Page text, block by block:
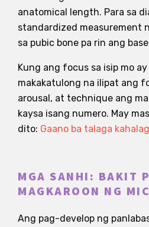
anatomical length. Para sa
standardized measurement
sa pubic bone pa rin ang
Kung ang focus sa isip mo
makakatulong na ilipat ang
arousal, at technique ang
kaysa isang numero. May
dito: Gaano ba talaga
MGA SANHI: BAKIT
MAGKAROON NG
Ang pag-develop ng